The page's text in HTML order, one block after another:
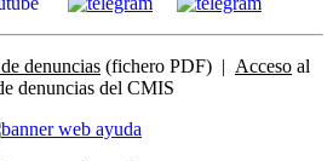
denuncias (fichero PDF) | Acceso al
denuncias del CMIS